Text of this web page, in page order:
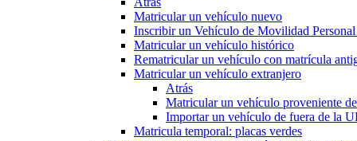
Matricular un vehículo nuevo
Inscribir un Vehículo de Movilidad
Matricular un vehículo histórico
Rematricular un vehículo con matrícula
Matricular un vehículo extranjero
Atrás
Matricular un vehículo proveniente
Importar un vehículo de fuera de la
Matricula temporal: placas verdes